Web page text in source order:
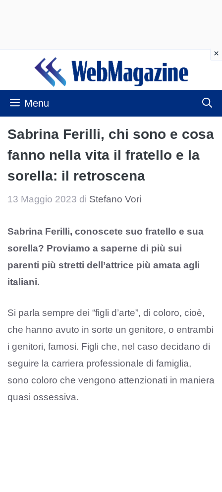
contenuto
Menu
Sabrina Ferilli, chi sono e cosa
fanno nella vita il fratello e la
sorella: il retroscena
13 Maggio 2023 di Stefano Vori
Sabrina Ferilli, conoscete suo fratello e sua
sorella? Proviamo a saperne di più sui
parenti più stretti dell’attrice più amata agli
italiani.
Si parla sempre dei “figli d’arte”, di coloro, cioè,
che hanno avuto in sorte un genitore, o entrambi
i genitori, famosi. Figli che, nel caso decidano di
seguire la carriera professionale di famiglia,
sono coloro che vengono attenzionati in maniera
quasi ossessiva.